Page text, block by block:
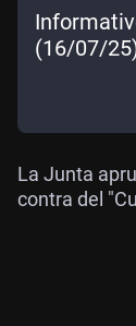
(16/07/
La Junta
contra del